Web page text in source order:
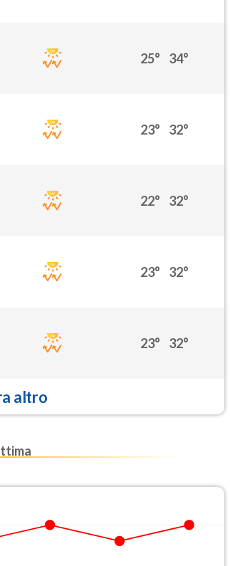
25° 34°
23° 32°
22° 32°
23° 32°
23° 32°
altro